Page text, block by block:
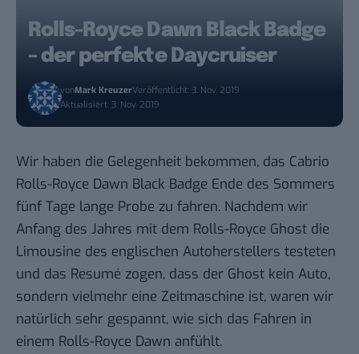
Rolls-Royce Dawn Black Badge
– der perfekte Daycruiser
vonMark KreuzerVeröffentlicht: 3. Nov. 2019
Aktualisiert: 3. Nov. 2019
Wir haben die Gelegenheit bekommen, das Cabrio
Rolls-Royce Dawn Black Badge Ende des Sommers
fünf Tage lange Probe zu fahren. Nachdem wir
Anfang des Jahres mit dem Rolls-Royce Ghost die
Limousine des englischen Autoherstellers testeten
und das Resumé zogen, dass der Ghost kein Auto,
sondern vielmehr eine Zeitmaschine ist, waren wir
natürlich sehr gespannt, wie sich das Fahren in
einem Rolls-Royce Dawn anfühlt.